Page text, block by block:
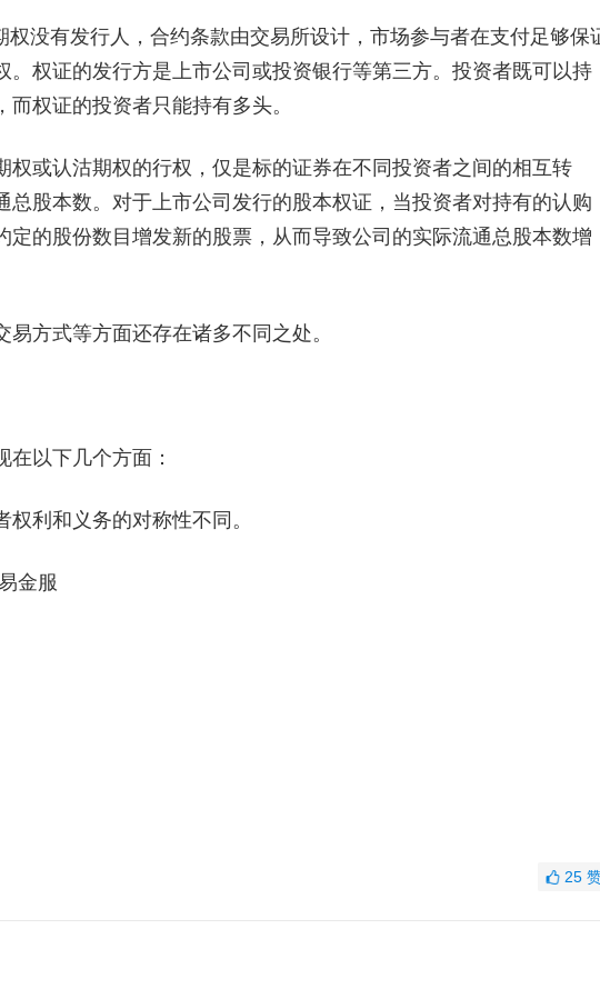
有发行人，合约条款由交易所设计，市场参与者在支付足够保
。权证的发行方是上市公司或投资银行等第三方。投资者既可以持
权证的投资者只能持有多头。
或认沽期权的行权，仅是标的证券在不同投资者之间的相互转
总股本数。对于上市公司发行的股本权证，当投资者对持有的认购
定的股份数目增发新的股票，从而导致公司的实际流通总股本数增
方式等方面还存在诸多不同之处。
以下几个方面：
利和义务的对称性不同。
服
25